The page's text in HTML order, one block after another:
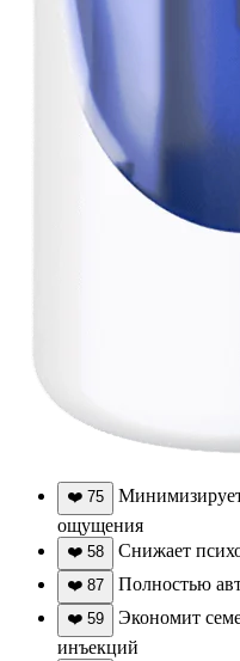
❤️ 75
ощущения
❤️ 58 Снижает
❤️ 87 Полностью
❤️ 59
Экономит
инъекций